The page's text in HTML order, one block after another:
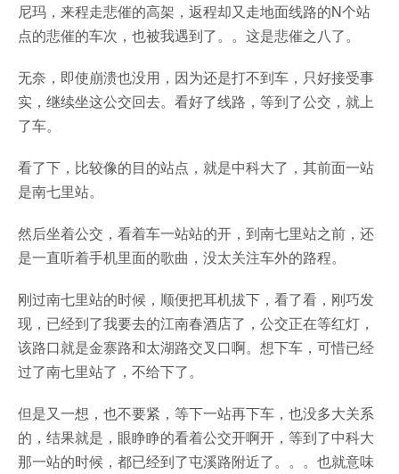
尼玛，来程走悲催的高架，返程却又走地面线路的N个站
点的悲催的车次，也被我遇到了。。这是悲催之八了。
无奈，即使崩溃也没用，因为还是打不到车，只好接受事
实，继续坐这公交回去。看好了线路，等到了公交，就上
了车。
看了下，比较像的目的站点，就是中科大了，其前面一站
是南七里站。
然后坐着公交，看着车一站站的开，到南七里站之前，还
是一直听着手机里面的歌曲，没太关注车外的路程。
刚过南七里站的时候，顺便把耳机拔下，看了看，刚巧发
现，已经到了我要去的江南春酒店了，公交正在等红灯，
该路口就是金寨路和太湖路交叉口啊。想下车，可惜已经
过了南七里站了，不给下了。
但是又一想，也不要紧，等下一站再下车，也没多大关系
的，结果就是，眼睁睁的看着公交开啊开，等到了中科大
那一站的时候，都已经到了屯溪路附近了。。。也就意味